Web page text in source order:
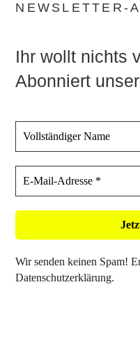
NEWSLETTER-
Ihr wollt nichts
Abonniert
Wir senden keinen Spam!
Datenschutzerklärung.